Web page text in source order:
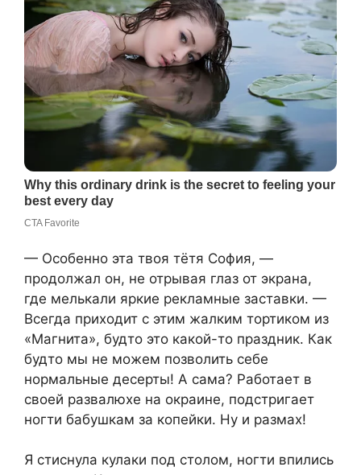
— Особенно эта твоя тётя София, —
продолжал он, не отрывая глаз от экрана,
где мелькали яркие рекламные заставки. —
Всегда приходит с этим жалким тортиком из
«Магнита», будто это какой-то праздник. Как
будто мы не можем позволить себе
нормальные десерты! А сама? Работает в
своей развалюхе на окраине, подстригает
ногти бабушкам за копейки. Ну и размах!
Я стиснула кулаки под столом, ногти впились